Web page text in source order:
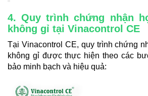
4. Quy trình chứng nhận
không gỉ tại Vinacontrol CE
Tại Vinacontrol CE, quy trình chứng
không gỉ được thực hiện theo các
bảo minh bạch và hiệu quả: